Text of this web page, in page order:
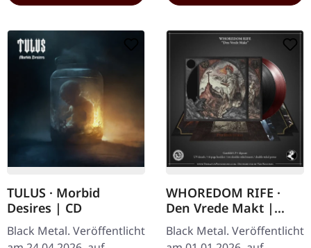
TULUS · Morbid
Desires | CD
Black Metal. Veröffentlicht
WHOREDOM RIFE ·
Den Vrede Makt |
TRANSPARENT BLOOD
RED LP
Black Metal. Veröffentlicht